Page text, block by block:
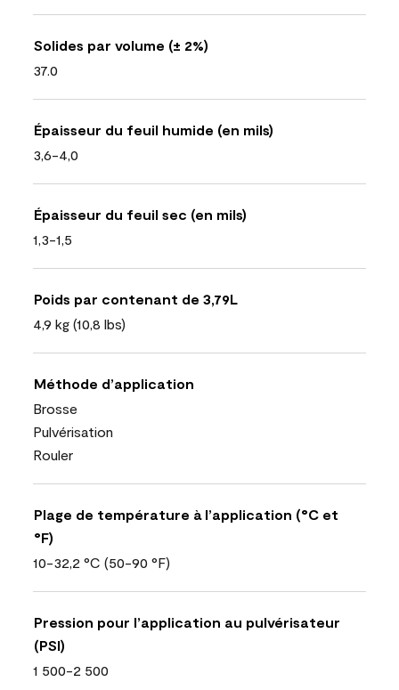
Solides par volume (± 2%)
37.0
Épaisseur du feuil humide (en mils)
3,6-4,0
Épaisseur du feuil sec (en mils)
1,3-1,5
Poids par contenant de 3,79L
4,9 kg (10,8 lbs)
Méthode d’application
Brosse
Pulvérisation
Rouler
Plage de température à l’application (°C et
°F)
10-32,2 °C (50-90 °F)
Pression pour l’application au pulvérisateur
(PSI)
1 500-2 500